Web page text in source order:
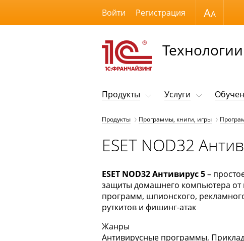
Размер шрифта
Войти Регистрация
Продукты Услуги
Продукты Программы, книги, игры
ESET NOD32
ESET NOD32 Антивирус 5–
защиты домашнего компьютера от
программ, шпионского,
руткитов и фишинг-атак
Жанры
Антивирусные программы,